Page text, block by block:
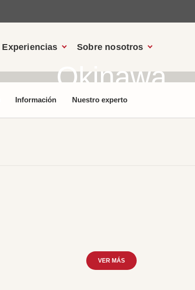
Experiencias Sobre nosotros
Okinawa
Información Nuestro experto
VER MÁS